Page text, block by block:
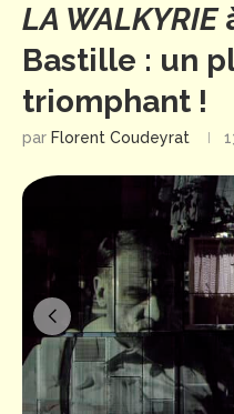
LA WALKYRIE
Bastille : un
triomphant !
par Florent Coudeyrat